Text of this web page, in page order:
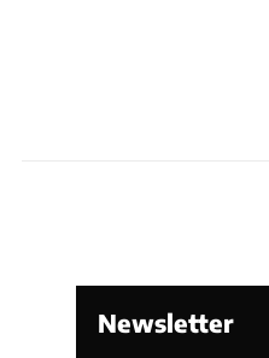
Newsletter